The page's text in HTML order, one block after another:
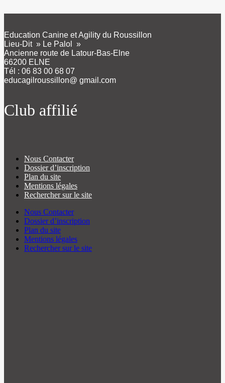
Education Canine et Agility du Roussillon
Lieu-Dit » Le Palol »
Ancienne route de Latour-Bas-Elne
66200 ELNE
Tél : 06 83 00 68 07
educagilroussillon@ gmail.com
Club affilié
Nous Contacter
Dossier d’inscription
Plan du site
Mentions légales
Rechercher sur le site
Nous Contacter
Dossier d’inscription
Plan du site
Mentions légales
Rechercher sur le site